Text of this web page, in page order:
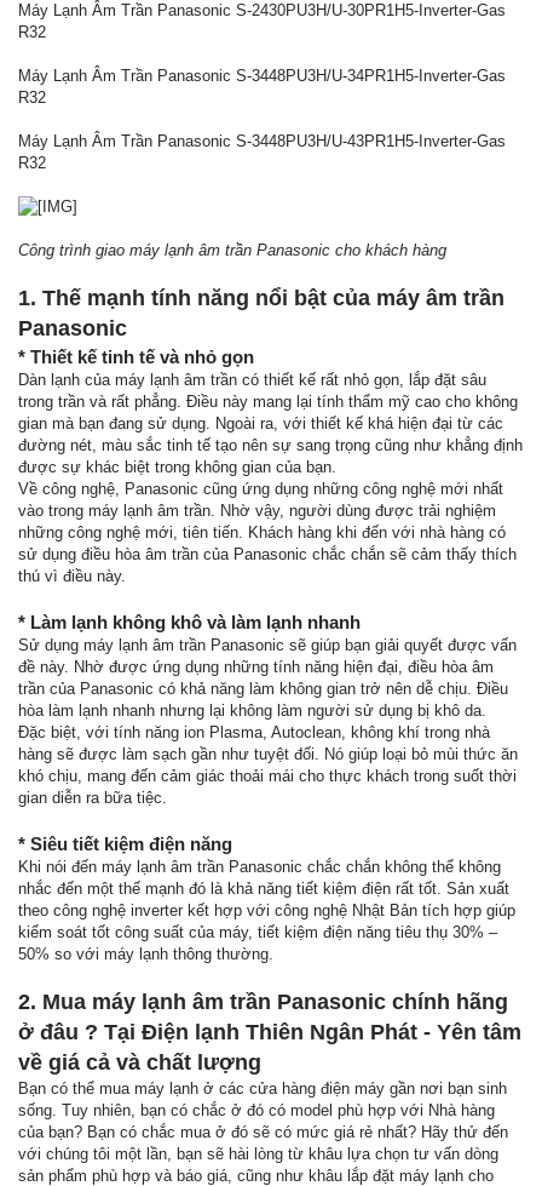
Máy Lạnh Âm Trần Panasonic S-2430PU3H/U-30PR1H5-Inverter-Gas
R32
Máy Lạnh Âm Trần Panasonic S-3448PU3H/U-34PR1H5-Inverter-Gas
R32
Máy Lạnh Âm Trần Panasonic S-3448PU3H/U-43PR1H5-Inverter-Gas
R32
Công trình giao máy lạnh âm trần Panasonic cho khách hàng
1. Thế mạnh tính năng nổi bật của máy âm trần
Panasonic
* Thiết kế tinh tế và nhỏ gọn
Dàn lạnh của máy lạnh âm trần có thiết kế rất nhỏ gọn, lắp đặt sâu
trong trần và rất phẳng. Điều này mang lại tính thẩm mỹ cao cho không
gian mà bạn đang sử dụng. Ngoài ra, với thiết kế khá hiện đại từ các
đường nét, màu sắc tinh tế tạo nên sự sang trọng cũng như khẳng định
được sự khác biệt trong không gian của bạn.
Về công nghệ, Panasonic cũng ứng dụng những công nghệ mới nhất
vào trong máy lạnh âm trần. Nhờ vậy, người dùng được trải nghiệm
những công nghệ mới, tiên tiến. Khách hàng khi đến với nhà hàng có
sử dụng điều hòa âm trần của Panasonic chắc chắn sẽ cảm thấy thích
thú vì điều này.
* Làm lạnh không khô và làm lạnh nhanh
Sử dụng máy lạnh âm trần Panasonic sẽ giúp bạn giải quyết được vấn
đề này. Nhờ được ứng dụng những tính năng hiện đại, điều hòa âm
trần của Panasonic có khả năng làm không gian trở nên dễ chịu. Điều
hòa làm lạnh nhanh nhưng lại không làm người sử dụng bị khô da.
Đặc biệt, với tính năng ion Plasma, Autoclean, không khí trong nhà
hàng sẽ được làm sạch gần như tuyệt đối. Nó giúp loại bỏ mùi thức ăn
khó chịu, mang đến cảm giác thoải mái cho thực khách trong suốt thời
gian diễn ra bữa tiệc.
* Siêu tiết kiệm điện năng
Khi nói đến máy lạnh âm trần Panasonic chắc chắn không thể không
nhắc đến một thế mạnh đó là khả năng tiết kiệm điện rất tốt. Sản xuất
theo công nghệ inverter kết hợp với công nghệ Nhật Bản tích hợp giúp
kiểm soát tốt công suất của máy, tiết kiệm điện năng tiêu thụ 30% –
50% so với máy lạnh thông thường.
2. Mua máy lạnh âm trần Panasonic chính hãng
ở đâu ? Tại Điện lạnh Thiên Ngân Phát - Yên tâm
về giá cả và chất lượng
Bạn có thể mua máy lạnh ở các cửa hàng điện máy gần nơi bạn sinh
sống. Tuy nhiên, bạn có chắc ở đó có model phù hợp với Nhà hàng
của bạn? Bạn có chắc mua ở đó sẽ có mức giá rẻ nhất? Hãy thử đến
với chúng tôi một lần, bạn sẽ hài lòng từ khâu lựa chọn tư vấn dòng
sản phẩm phù hợp và báo giá, cũng như khâu lắp đặt máy lạnh cho